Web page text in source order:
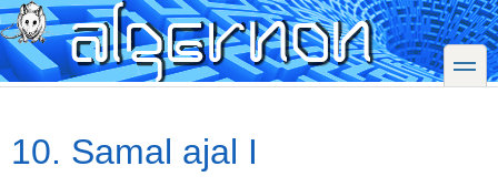
Skip
to
main
content
toggle
10. Samal ajal I